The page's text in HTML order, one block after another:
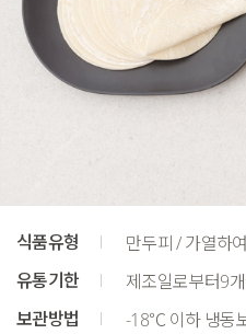
식품유형
만두피 / 가열하
유통기한
제조일로부터9
보관방법
-18℃ 이하 냉동